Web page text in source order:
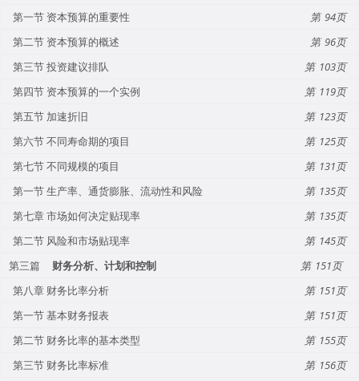
第一节 资本预算的重要性
94
第二节 资本预算的概述
96
第三节 投资建议排队
103
第四节 资本预算的一个实例
119
第五节 加速折旧
123
第六节 不同寿命期的项目
125
第七节 不同规模的项目
131
第一节 生产率、通货膨胀、流动性和风险
135
第七章 市场如何决定贴现率
135
第二节 风险和市场贴现率
145
第三篇
财务分析、计划和控制
151
第八章 财务比率分析
151
第一节 基本财务报表
151
第二节 财务比率的基本类型
155
第三节 财务比率标准
156